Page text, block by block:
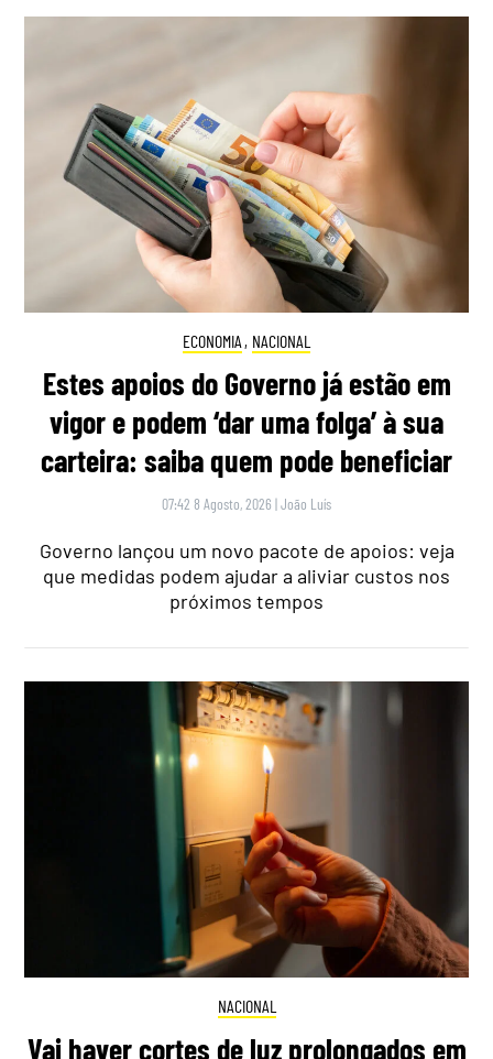
ECONOMIA , NACIONAL
Estes apoios do Governo já estão em
vigor e podem ‘dar uma folga’ à sua
carteira: saiba quem pode beneficiar
07:42 8 Agosto, 2026 |João Luís
Governo lançou um novo pacote de apoios: veja
que medidas podem ajudar a aliviar custos nos
próximos tempos
NACIONAL
Vai haver cortes de luz prolongados em